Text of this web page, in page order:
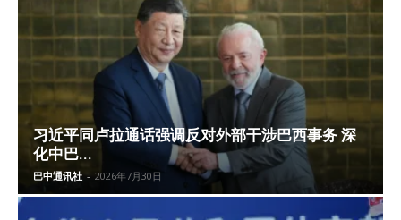
习近平同卢拉通话强调反对外部干涉巴西事务 深
化中巴...
巴中通讯社 - 2026年7月30日